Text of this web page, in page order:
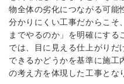
物全体の劣化につながる可能
分かりにくい工事だからこそ
までやるのか」を明確にす
では、目に見える仕上がりだ
できるかどうかを基準に施工
の考え方を体現した工事とな